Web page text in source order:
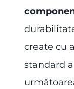
create cu
standard